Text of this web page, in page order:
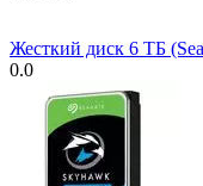
Жесткий диск 6 ТБ
0.0